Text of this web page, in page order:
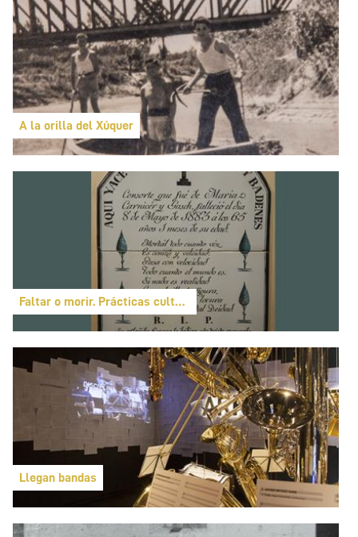
A la orilla del Xúquer
Faltar o morir. Prácticas culturales ante la ausencia
Llegan bandas